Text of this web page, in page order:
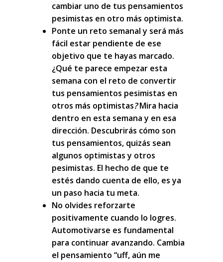
cambiar uno de tus pensamientos
pesimistas en otro más optimista.
Ponte un reto semanaly será más
fácil estar pendiente de ese
objetivo que te hayas marcado.
¿Qué te parece empezar esta
semana con el reto de convertir
tus pensamientos pesimistas en
otros más optimistas?Mira hacia
dentro en esta semana y en esa
dirección. Descubrirás cómo son
tus pensamientos, quizás sean
algunos optimistas y otros
pesimistas. El hecho de que te
estés dando cuenta de ello, es ya
un paso hacia tu meta.
No olvides reforzarte
positivamente cuando lo logres.
Automotivarse es fundamental
para continuar avanzando. Cambia
el pensamiento “uff, aún me